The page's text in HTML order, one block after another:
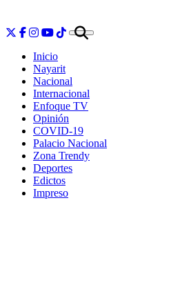
Inicio
Nayarit
Nacional
Internacional
Enfoque TV
Opinión
COVID-19
Palacio Nacional
Zona Trendy
Deportes
Edictos
Impreso